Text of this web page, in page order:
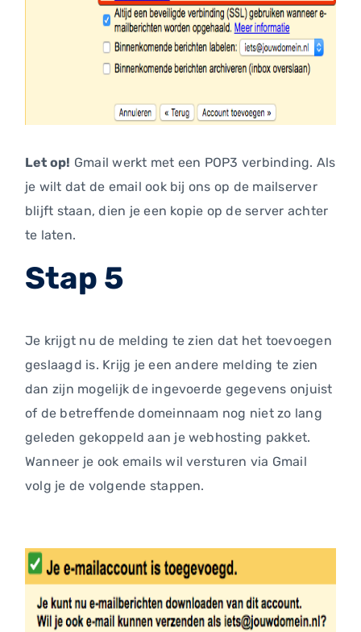
Let op! Gmail werkt met een POP3 verbinding. Als
je wilt dat de email ook bij ons op de mailserver
blijft staan, dien je een kopie op de server achter
te laten.
Stap 5
Je krijgt nu de melding te zien dat het toevoegen
geslaagd is. Krijg je een andere melding te zien
dan zijn mogelijk de ingevoerde gegevens onjuist
of de betreffende domeinnaam nog niet zo lang
geleden gekoppeld aan je webhosting pakket.
Wanneer je ook emails wil versturen via Gmail
volg je de volgende stappen.